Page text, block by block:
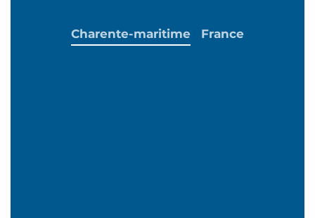
Charente-maritime France